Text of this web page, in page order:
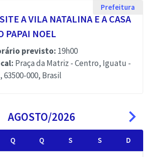
A VILA NATALINA E A CASA
PAPAI NOEL
previsto: 19h00
Praça da Matriz - Centro, Iguatu -
63500-000, Brasil
Prefeitura
AGOSTO/2026 navigate_next
Q Q S S D